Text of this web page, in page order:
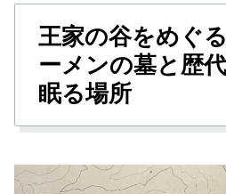
王家の谷をめぐ
ーメンの墓と歴
眠る場所